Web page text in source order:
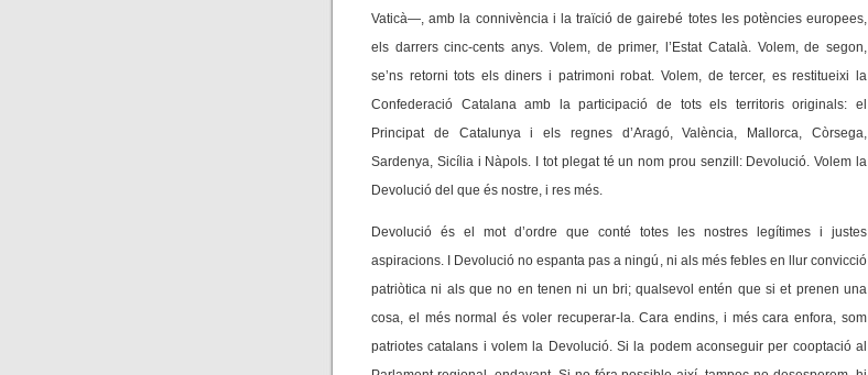
Vaticà—, amb la connivència i la traïció de gairebé totes les potències europees,
els darrers cinc-cents anys. Volem, de primer, l’Estat Català. Volem, de segon,
se’ns retorni tots els diners i patrimoni robat. Volem, de tercer, es restitueixi la
Confederació Catalana amb la participació de tots els territoris originals: el
Principat de Catalunya i els regnes d’Aragó, València, Mallorca, Còrsega,
Sardenya, Sicília i Nàpols. I tot plegat té un nom prou senzill: Devolució. Volem la
Devolució del que és nostre, i res més.
Devolució és el mot d’ordre que conté totes les nostres legítimes i justes
aspiracions. I Devolució no espanta pas a ningú, ni als més febles en llur convicció
patriòtica ni als que no en tenen ni un bri; qualsevol entén que si et prenen una
cosa, el més normal és voler recuperar-la. Cara endins, i més cara enfora, som
patriotes catalans i volem la Devolució. Si la podem aconseguir per cooptació al